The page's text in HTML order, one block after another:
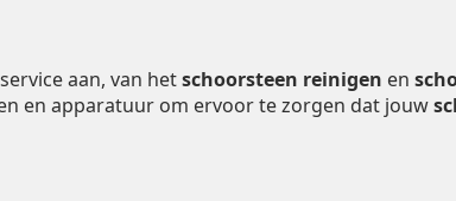
aan, van hetschoorsteen reinigen en
en apparatuur om ervoor te zorgen dat jouw